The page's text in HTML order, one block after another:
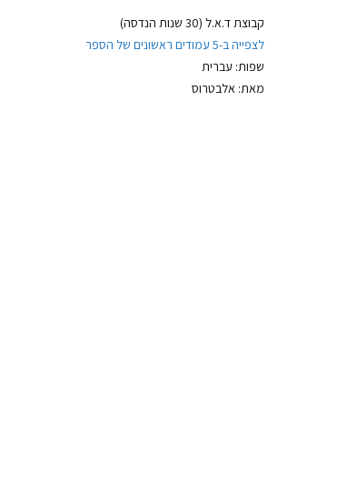
קבוצת ד.א.ל (30 שנות הנדסה)
לצפייה ב-5 עמודים ראשונים של הספר
שפות: עברית
מאת: אלבטרוס